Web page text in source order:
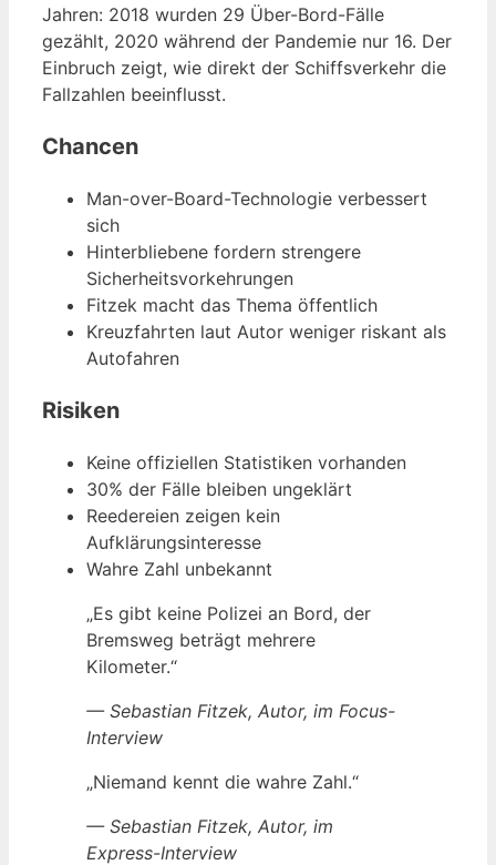
Jahren: 2018 wurden 29 Über-Bord-Fälle
gezählt, 2020 während der Pandemie nur 16. Der
Einbruch zeigt, wie direkt der Schiffsverkehr die
Fallzahlen beeinflusst.
Chancen
Man-over-Board-Technologie verbessert
sich
Hinterbliebene fordern strengere
Sicherheitsvorkehrungen
Fitzek macht das Thema öffentlich
Kreuzfahrten laut Autor weniger riskant als
Autofahren
Risiken
Keine offiziellen Statistiken vorhanden
30% der Fälle bleiben ungeklärt
Reedereien zeigen kein
Aufklärungsinteresse
Wahre Zahl unbekannt
„Es gibt keine Polizei an Bord, der
Bremsweg beträgt mehrere
Kilometer.“
— Sebastian Fitzek, Autor, im Focus-
Interview
„Niemand kennt die wahre Zahl.“
— Sebastian Fitzek, Autor, im
Express-Interview